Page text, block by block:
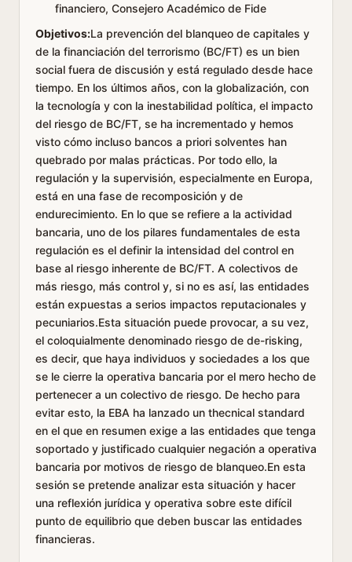
financiero, Consejero Académico de Fide
Objetivos:La prevención del blanqueo de capitales y
de la financiación del terrorismo (BC/FT) es un bien
social fuera de discusión y está regulado desde hace
tiempo. En los últimos años, con la globalización, con
la tecnología y con la inestabilidad política, el impacto
del riesgo de BC/FT, se ha incrementado y hemos
visto cómo incluso bancos a priori solventes han
quebrado por malas prácticas. Por todo ello, la
regulación y la supervisión, especialmente en Europa,
está en una fase de recomposición y de
endurecimiento. En lo que se refiere a la actividad
bancaria, uno de los pilares fundamentales de esta
regulación es el definir la intensidad del control en
base al riesgo inherente de BC/FT. A colectivos de
más riesgo, más control y, si no es así, las entidades
están expuestas a serios impactos reputacionales y
pecuniarios.Esta situación puede provocar, a su vez,
el coloquialmente denominado riesgo de de-risking,
es decir, que haya individuos y sociedades a los que
se le cierre la operativa bancaria por el mero hecho de
pertenecer a un colectivo de riesgo. De hecho para
evitar esto, la EBA ha lanzado un thecnical standard
en el que en resumen exige a las entidades que tenga
soportado y justificado cualquier negación a operativa
bancaria por motivos de riesgo de blanqueo.En esta
sesión se pretende analizar esta situación y hacer
una reflexión jurídica y operativa sobre este difícil
punto de equilibrio que deben buscar las entidades
financieras.